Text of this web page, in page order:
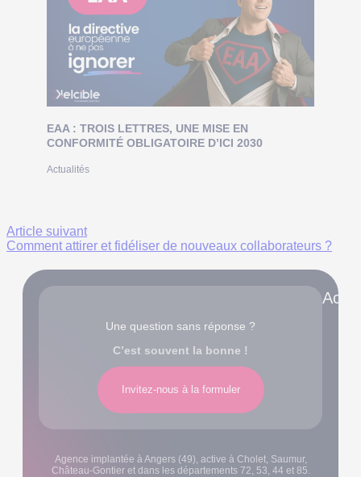
EAA : TROIS LETTRES, UNE MISE EN
CONFORMITÉ OBLIGATOIRE D’ICI 2030
Actualités
Article suivant
Comment attirer et fidéliser de nouveaux collaborateurs ?
Une question sans réponse ?
C’est souvent la bonne !
Invitez-nous à la formuler
Agence implantée à Angers (49), active à Cholet, Saumur,
Château-Gontier et dans les départements 72, 53, 44 et 85.